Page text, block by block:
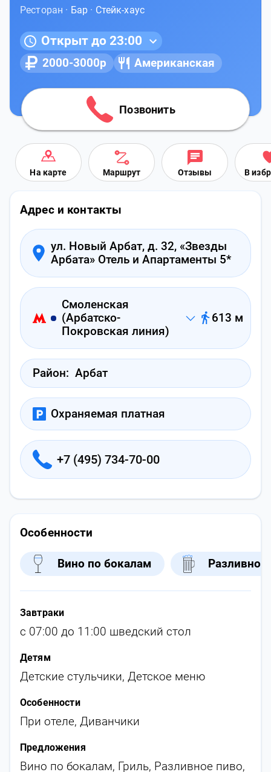
Ресторан · Бар · Стейк-хаус
Открыт до 23:00
2000-3000р Американская
Позвонить
На карте Маршрут Отзывы В
Адрес и контакты
ул. Новый Арбат, д. 32, «Звезды
Арбата» Отель и Апартаменты 5*
Смоленская
(Арбатско-
Покровская линия)
613 м
Район: Арбат
Охраняемая платная
+7 (495) 734-70-00
Особенности
Вино по бокалам Разливное
Завтраки
с 07:00 до 11:00 шведский стол
Детям
Детские стульчики, Детское меню
Особенности
При отеле, Диванчики
Предложения
Вино по бокалам, Гриль, Разливное пиво,